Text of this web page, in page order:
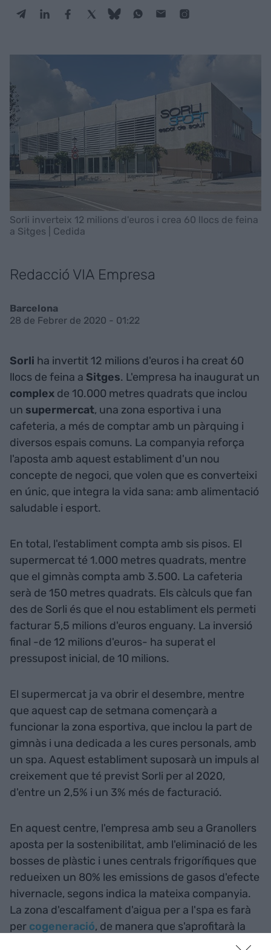
Sorli inverteix 12 milions d'euros i crea 60 llocs de feina
a Sitges | Cedida
Redacció VIA Empresa
Barcelona
28 de Febrer de 2020 - 01:22
Sorli ha invertit 12 milions d'euros i ha creat 60
llocs de feina a Sitges. L'empresa ha inaugurat un
complex de 10.000 metres quadrats que inclou
un supermercat, una zona esportiva i una
cafeteria, a més de comptar amb un pàrquing i
diversos espais comuns. La companyia reforça
l'aposta amb aquest establiment d'un nou
concepte de negoci, que volen que es converteixi
en únic, que integra la vida sana: amb alimentació
saludable i esport.
En total, l'establiment compta amb sis pisos. El
supermercat té 1.000 metres quadrats, mentre
que el gimnàs compta amb 3.500. La cafeteria
serà de 150 metres quadrats. Els càlculs que fan
des de Sorli és que el nou establiment els permeti
facturar 5,5 milions d'euros enguany. La inversió
final -de 12 milions d'euros- ha superat el
pressupost inicial, de 10 milions.
El supermercat ja va obrir el desembre, mentre
que aquest cap de setmana començarà a
funcionar la zona esportiva, que inclou la part de
gimnàs i una dedicada a les cures personals, amb
un spa. Aquest establiment suposarà un impuls al
creixement que té previst Sorli per al 2020,
d'entre un 2,5% i un 3% més de facturació.
En aquest centre, l'empresa amb seu a Granollers
aposta per la sostenibilitat, amb l'eliminació de les
bosses de plàstic i unes centrals frigorífiques que
redueixen un 80% les emissions de gasos d'efecte
hivernacle, segons indica la mateixa companyia.
La zona d'escalfament d'aigua per a l'spa es farà
per cogeneració, de manera que s'aprofitarà la
calor que s'extraurà dels murals de refrigerat o